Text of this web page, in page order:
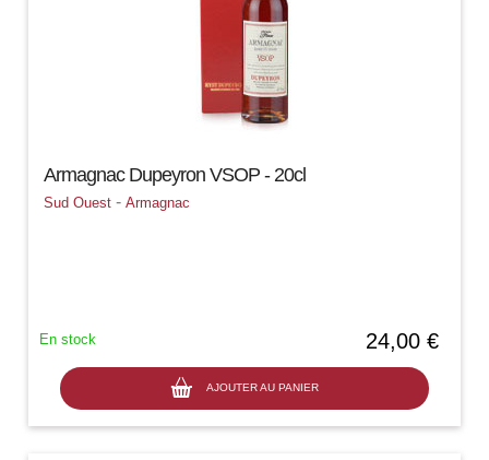
Armagnac Dupeyron VSOP - 20cl
Sud Ouest -Armagnac
24,00 €
AJOUTER AU PANIER
En stock